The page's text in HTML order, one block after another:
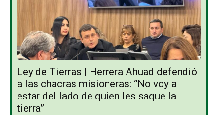
Ley de Tierras | Herrera Ahuad defendió
a las chacras misioneras: “No voy a
estar del lado de quien les saque la
tierra”